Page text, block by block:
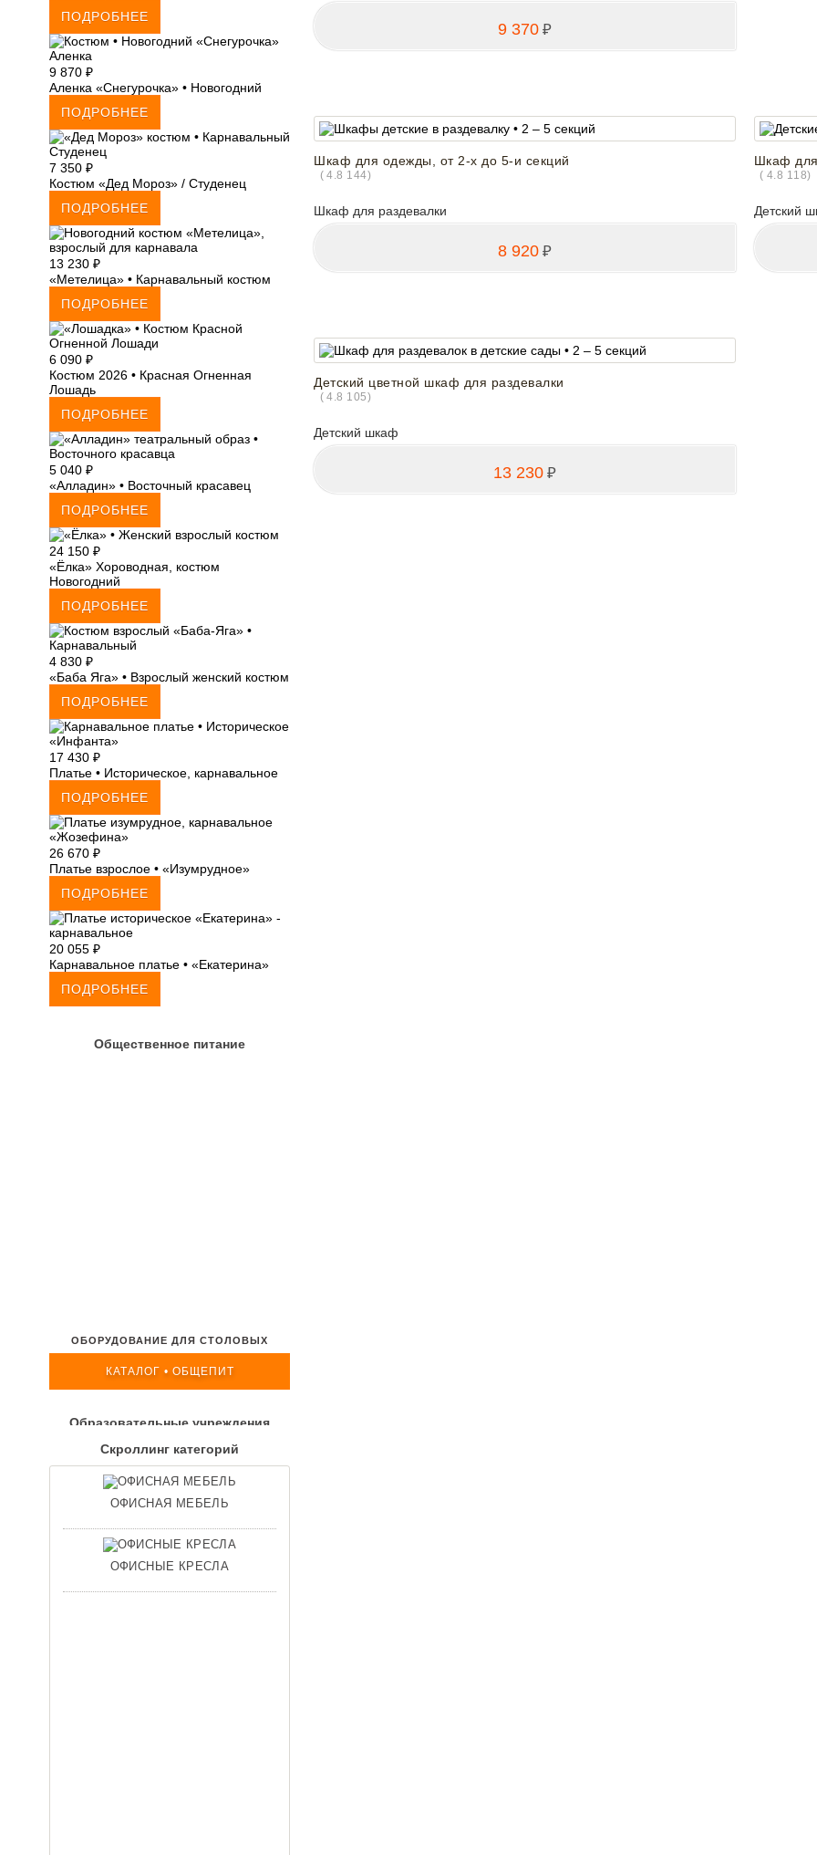
ПОДРОБНЕЕ
9 870 ₽
Аленка «Снегурочка» • Новогодний
ПОДРОБНЕЕ
7 350 ₽
Костюм «Дед Мороз» / Студенец
ПОДРОБНЕЕ
13 230 ₽
«Метелица» • Карнавальный костюм
ПОДРОБНЕЕ
6 090 ₽
Костюм 2026 • Красная Огненная
Лошадь
ПОДРОБНЕЕ
5 040 ₽
«Алладин» • Восточный красавец
ПОДРОБНЕЕ
24 150 ₽
«Ёлка» Хороводная, костюм
Новогодний
ПОДРОБНЕЕ
4 830 ₽
«Баба Яга» • Взрослый женский костюм
ПОДРОБНЕЕ
17 430 ₽
Платье • Историческое, карнавальное
ПОДРОБНЕЕ
26 670 ₽
Платье взрослое • «Изумрудное»
ПОДРОБНЕЕ
20 055 ₽
Карнавальное платье • «Екатерина»
ПОДРОБНЕЕ
Общественное питание
ОБОРУДОВАНИЕ ДЛЯ СТОЛОВЫХ
КАТАЛОГ • ОБЩЕПИТ
Образовательные учреждения
Скроллинг категорий
ОФИСНАЯ МЕБЕЛЬ
ОФИСНЫЕ КРЕСЛА
9 370 ₽
Шкаф для одежды, от 2-х до 5-и секций
( 4.8 144)
Шкаф для раздевалки
8 920 ₽
Шкаф для
( 4.8 118)
Детский
Детский цветной шкаф для раздевалки
( 4.8 105)
Детский шкаф
13 230 ₽